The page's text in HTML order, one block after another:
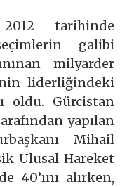
tarihinde
galibi
milyarder
liderliğindeki
oldu. Gürcistan
yapılan
Mihail
Ulusal Hareket
40’ını alırken,